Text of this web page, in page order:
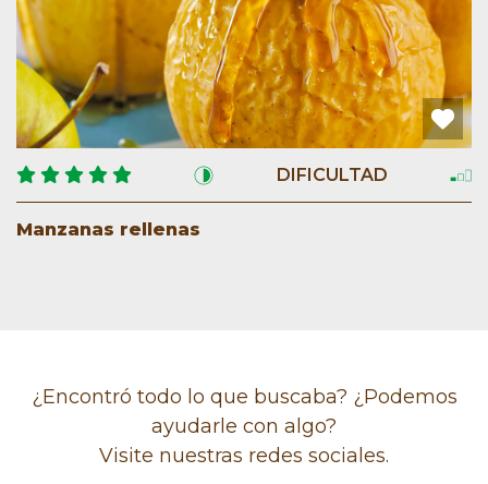
DIFICULTAD
Manzanas rellenas
¿Encontró todo lo que buscaba? ¿Podemos
ayudarle con algo?
Visite nuestras redes sociales.